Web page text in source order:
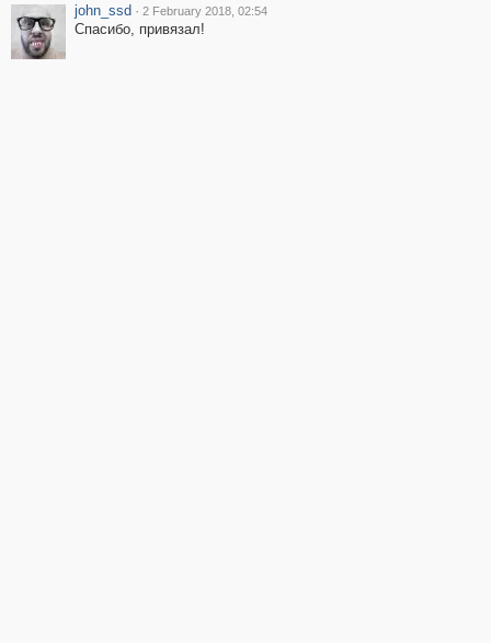
john_ssd · 2 February 2018, 02:54
Спасибо, привязал!